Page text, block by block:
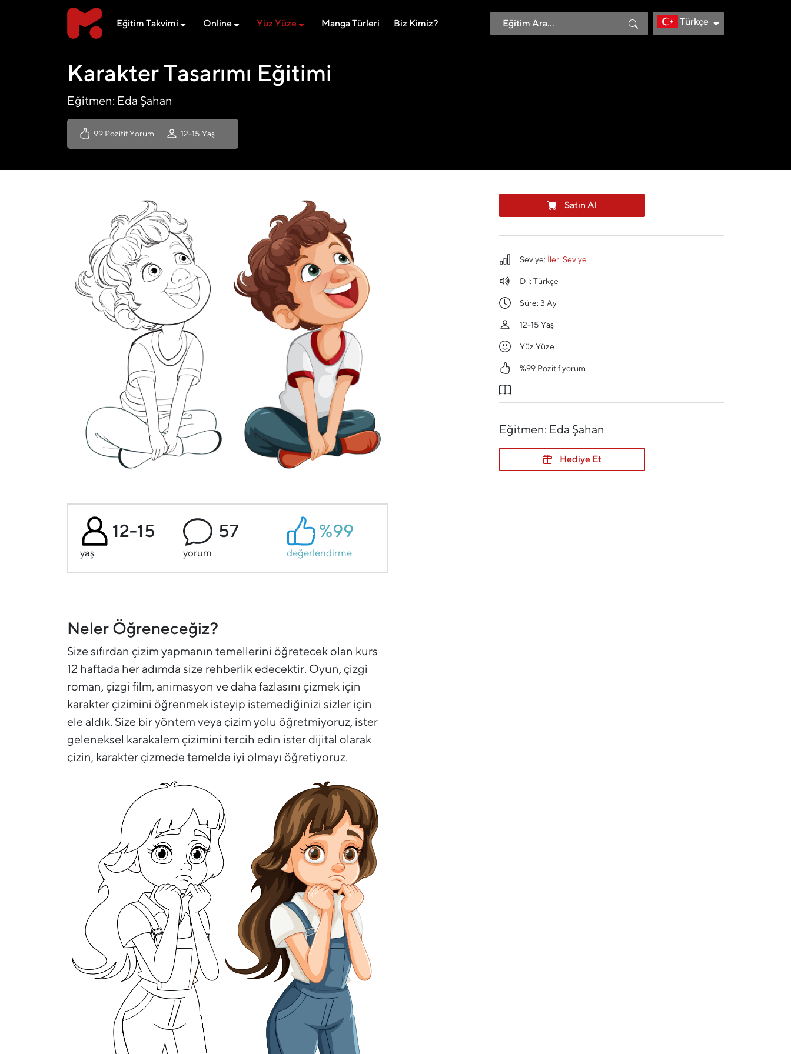
Eğitim Takvimi Online Yüz Yüze Manga Türleri Biz Kimiz? Türkçe
Karakter Tasarımı Eğitimi
Eğitmen: Eda Şahan
99 Pozitif Yorum 12-15 Yaş
12-15
yaş
57
yorum
%99
değerlendirme
Neler Öğreneceğiz?
Size sıfırdan çizim yapmanın temellerini öğretecek olan kurs
12 haftada her adımda size rehberlik edecektir. Oyun, çizgi
roman, çizgi film, animasyon ve daha fazlasını çizmek için
karakter çizimini öğrenmek isteyip istemediğinizi sizler için
ele aldık. Size bir yöntem veya çizim yolu öğretmiyoruz, ister
geleneksel karakalem çizimini tercih edin ister dijital olarak
çizin, karakter çizmede temelde iyi olmayı öğretiyoruz.
Satın Al
Seviye: İleri Seviye
Dil: Türkçe
Süre: 3 Ay
12-15 Yaş
Yüz Yüze
%99 Pozitif yorum
Eğitmen: Eda Şahan
Hediye Et